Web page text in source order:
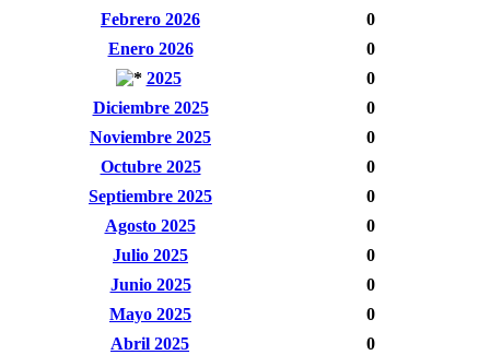
Febrero 2026
0
Enero 2026
0
2025
0
Diciembre 2025
0
Noviembre 2025
0
Octubre 2025
0
Septiembre 2025
0
Agosto 2025
0
Julio 2025
0
Junio 2025
0
Mayo 2025
0
Abril 2025
0